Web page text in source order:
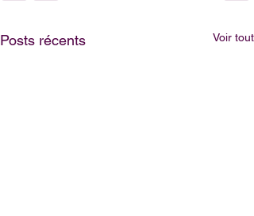
Posts récents Voir tout